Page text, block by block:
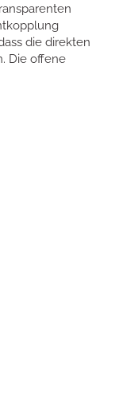
die direkten
Die offene